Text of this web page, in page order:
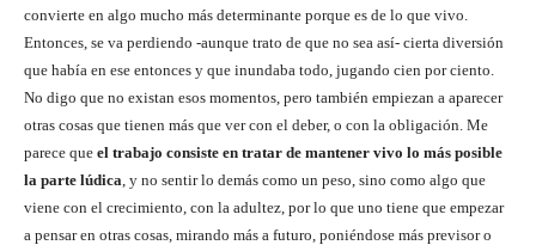
convierte en algo mucho más determinante porque es de lo que vivo.
Entonces, se va perdiendo -aunque trato de que no sea así- cierta diversión
que había en ese entonces y que inundaba todo, jugando cien por ciento.
No digo que no existan esos momentos, pero también empiezan a aparecer
otras cosas que tienen más que ver con el deber, o con la obligación. Me
parece que el trabajo consiste en tratar de mantener vivo lo más posible
la parte lúdica , y no sentir lo demás como un peso, sino como algo que
viene con el crecimiento, con la adultez, por lo que uno tiene que empezar
a pensar en otras cosas, mirando más a futuro, poniéndose más previsor o